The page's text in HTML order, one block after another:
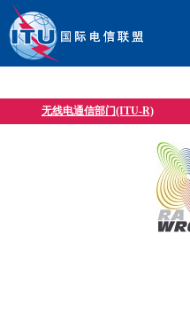
无线电通信部门(ITU-R)